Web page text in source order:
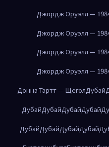
Джордж Оруэлл —
Джордж Оруэлл —
Джордж Оруэлл —
Джордж Оруэлл —
Донна Тартт — ЩеголДубай
ДубайДубайДубайДубай
ДубайДубайДубайДубай